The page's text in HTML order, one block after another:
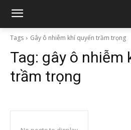
Tags Gây ô nhiễm khí quyển trầm trọng
Tag: gây ô nhiễm
trầm trọng